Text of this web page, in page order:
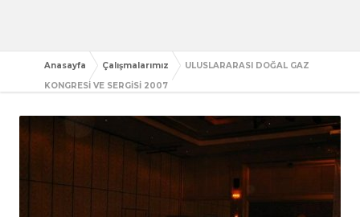
Anasayfa Çalışmalarımız
ULUSLARARASI DOĞAL GAZ
KONGRESİ VE SERGİSİ 2007